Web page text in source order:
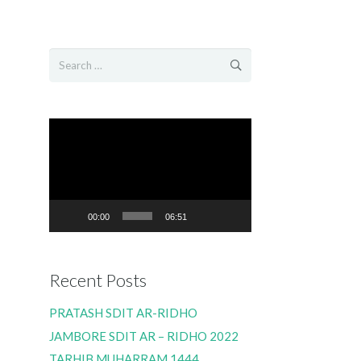
Search
00:00 06:51
Recent Posts
PRATASH SDIT AR-RIDHO
JAMBORE SDIT AR – RIDHO 2022